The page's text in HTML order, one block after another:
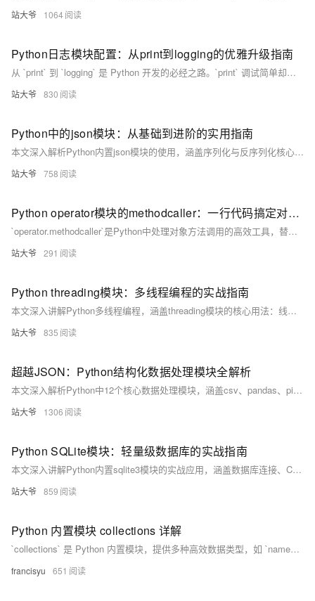
站大爷 1064
Python日志模块配置：从print到logging的优雅升级指南
从 `print` 到 `logging` 是 Python 开发的必经之路。`print` 调试简单却难维护，日志混乱、无法分级、缺乏上下文；而 `logging` 支持级别控制、多输出、结构化记录，助力项目可维护性升级。本文详解痛点、优势、迁移方案与最佳实践，助你构建专业日志系统，让程序“有记忆”。
站大爷 830
Python中的json模块：从基础到进阶的实用指南
本文深入解析Python内置json模块的使用，涵盖序列化与反序列化核心函数、参数配置、中文处理、自定义对象转换及异常处理，并介绍性能优化与第三方库扩展，助你高效实现JSON数据交互。（238字）
站大爷 758
Python operator模块的methodcaller：一行代码搞定对象方法调用的黑科技
`operator.methodcaller`是Python中处理对象方法调用的高效工具，替代冗长Lambda，提升代码可读性与性能。适用于数据过滤、排序、转换等场景，支持参数传递与链式调用，是函数式编程的隐藏利器。
站大爷 291
Python threading模块：多线程编程的实战指南
本文深入讲解Python多线程编程，涵盖threading模块的核心用法：线程创建、生命周期、同步机制（锁、信号量、条件变量）、线程通信（队列）、守护线程与线程池应用。结合实战案例，如多线程下载器，帮助开发者提升程序并发性能，适用于I/O密集型任务处理。
站大爷 835
超越JSON：Python结构化数据处理模块全解析
本文深入解析Python中12个核心数据处理模块，涵盖csv、pandas、pickle、shelve、struct、configparser、xml、numpy、array、sqlite3和msgpack，覆盖表格处理、序列化、配置管理、科学计算等六大场景，结合真实案例与决策树，助你高效应对各类数据挑战。（238字）
站大爷 1306
Python SQLite模块：轻量级数据库的实战指南
本文深入讲解Python内置sqlite3模块的实战应用，涵盖数据库连接、CRUD操作、事务管理、性能优化及高级特性，结合完整案例，助你快速掌握SQLite在小型项目中的高效使用，是Python开发者必备的轻量级数据库指南。
站大爷 859
Python 内置模块 collections 详解
`collections` 是 Python 内置模块，提供多种高效数据类型，如 `namedtuple`、`deque`、`Counter` 等，帮助开发者优化数据处理流程，提升代码可读性与性能，适用于复杂数据结构管理与高效操作场景。
francisyu 651